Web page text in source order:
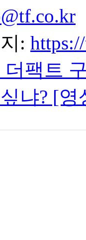
:
더팩트
냐? [